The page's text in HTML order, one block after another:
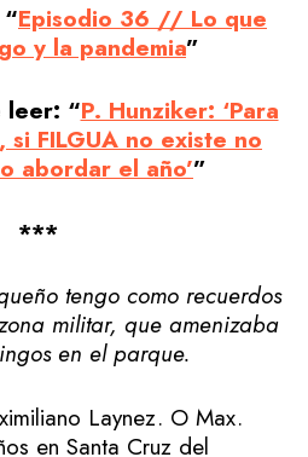
Episodio 36 // Lo que
y la pandemia”
leer: “P. Hunziker: ‘Para
FILGUA no existe no
abordar el año’”
***
tengo como recuerdos
militar, que amenizaba
en el parque.
Laynez. O Max.
en Santa Cruz del